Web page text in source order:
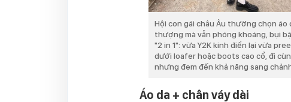
Hội con gái châu Âu thường chọn
thượng mà vẫn phóng khoáng, bụi
"2 in 1": vừa Y2K kinh điển lại vừa
dưới loafer hoặc boots cao cổ, đi
nhưng đem đến khả năng sang
Áo da + chân váy dài